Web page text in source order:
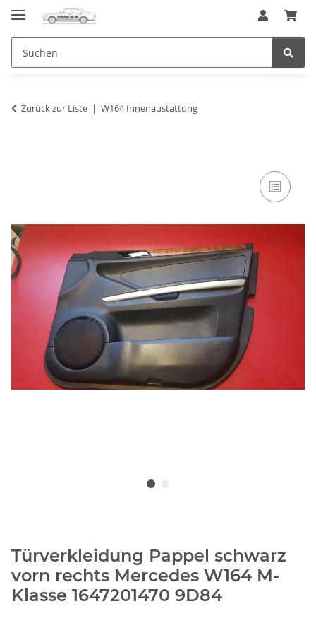
Zurück zur Liste W164 Innenaustattung
Türverkleidung Pappel schwarz
vorn rechts Mercedes W164 M-
Klasse 1647201470 9D84